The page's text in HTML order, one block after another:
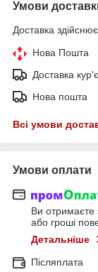
Умови
Доставка
Нова Пошта
Доставка
Нова пошта
Всі умови
Умови оплати
Ви отримаєте
або гроші
Детальніше
Післяплата